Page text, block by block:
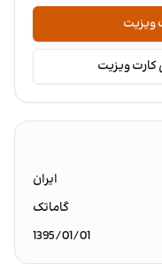
ویزیت
ویزیت
ایران
گاماتک
1395/01/01